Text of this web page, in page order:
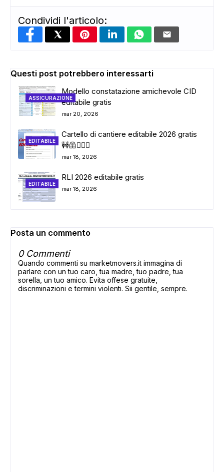
Condividi l'articolo:
Questi post potrebbero interessarti
ASSICURAZIONE
Modello constatazione amichevole CID
editabile gratis
mar 20, 2026
EDITABILE
Cartello di cantiere editabile 2026 gratis
🚧🦺👷🏼‍♂️
mar 18, 2026
EDITABILE
RLI 2026 editabile gratis
mar 18, 2026
Posta un commento
0 Commenti
Quando commenti su marketmovers.it immagina di
parlare con un tuo caro, tua madre, tuo padre, tua
sorella, un tuo amico. Evita offese gratuite,
discriminazioni e termini violenti. Sii gentile, sempre.